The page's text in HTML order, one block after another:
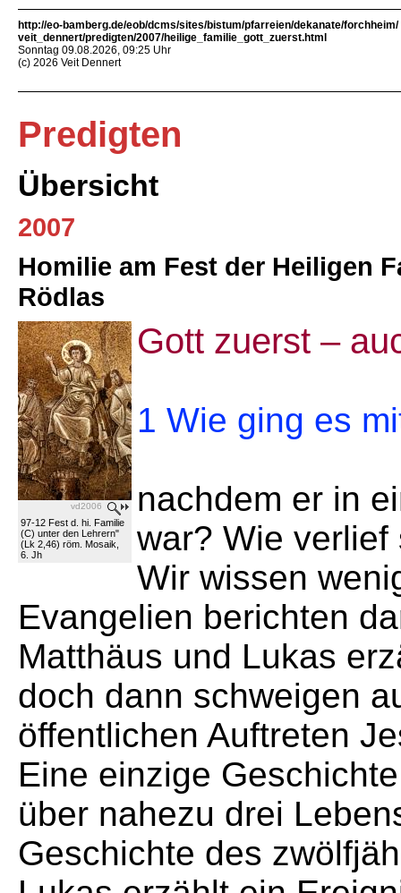
http://eo-bamberg.de/eob/dcms/sites/bistum/pfarreien/dekanate/forchheim/
veit_dennert/predigten/2007/heilige_familie_gott_zuerst.html
Sonntag 09.08.2026, 09:25 Uhr
(c) 2026 Veit Dennert
Predigten
Übersicht
2007
Homilie am Fest der Heiligen
Rödlas
vd2006
97-12 Fest d. hi. Familie
(C) unter den Lehrern"
(Lk 2,46) röm. Mosaik,
6. Jh
Gott zuerst –
1 Wie ging es
nachdem er in
war? Wie
Wir wissen
Evangelien berichten
Matthäus und Lukas
doch dann schweigen
öffentlichen Auftreten
Eine einzige
über nahezu drei
Geschichte des